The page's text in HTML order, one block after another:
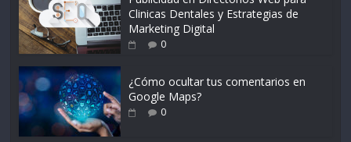
Clinicas Dentales y Estrategias de
Marketing Digital
0
¿Cómo ocultar tus comentarios en
Google Maps?
0